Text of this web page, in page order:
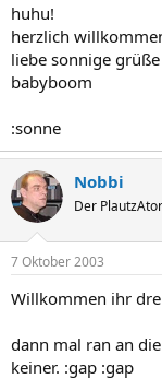
huhu!
herzlich
liebe sonnige
babyboom
:sonne
Nobbi
Der
7 Oktober 2003
Willkommen ihr
dann mal ran an
keiner. :gap :gap